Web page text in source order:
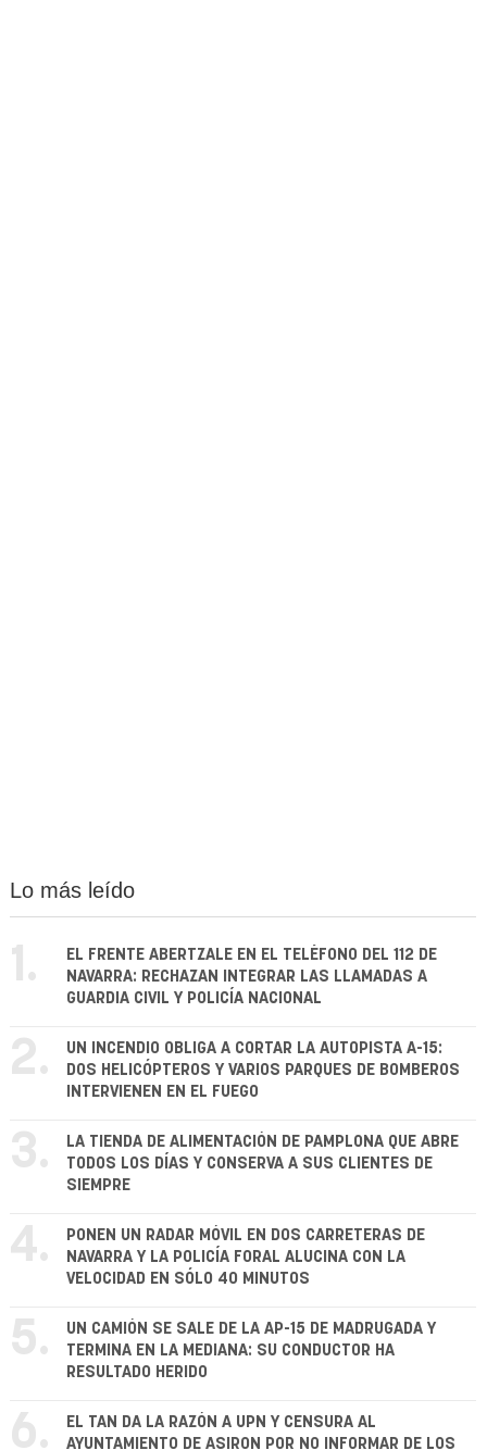
Lo más leído
1.
EL FRENTE ABERTZALE EN EL TELÉFONO DEL 112 DE
NAVARRA: RECHAZAN INTEGRAR LAS LLAMADAS A
GUARDIA CIVIL Y POLICÍA NACIONAL
2.
UN INCENDIO OBLIGA A CORTAR LA AUTOPISTA A-15:
DOS HELICÓPTEROS Y VARIOS PARQUES DE BOMBEROS
INTERVIENEN EN EL FUEGO
3.
LA TIENDA DE ALIMENTACIÓN DE PAMPLONA QUE ABRE
TODOS LOS DÍAS Y CONSERVA A SUS CLIENTES DE
SIEMPRE
4.
PONEN UN RADAR MÓVIL EN DOS CARRETERAS DE
NAVARRA Y LA POLICÍA FORAL ALUCINA CON LA
VELOCIDAD EN SÓLO 40 MINUTOS
5.
UN CAMIÓN SE SALE DE LA AP-15 DE MADRUGADA Y
TERMINA EN LA MEDIANA: SU CONDUCTOR HA
RESULTADO HERIDO
6.
EL TAN DA LA RAZÓN A UPN Y CENSURA AL
AYUNTAMIENTO DE ASIRON POR NO INFORMAR DE LOS